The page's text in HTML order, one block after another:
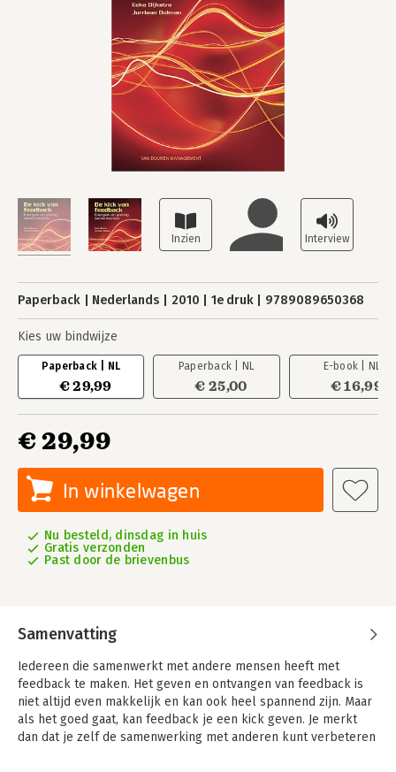
Paperback Nederlands 2010 1e druk 9789089650368
Kies uw bindwijze
Paperback | NL
€ 29,99
Paperback | NL
€ 25,00
E-book | NL
€ 16,99
€ 29,99
In winkelwagen
Nu besteld, dinsdag in huis
Gratis verzonden
Past door de brievenbus
Samenvatting
Iedereen die samenwerkt met andere mensen heeft met
feedback te maken. Het geven en ontvangen van feedback is
niet altijd even makkelijk en kan ook heel spannend zijn. Maar
als het goed gaat, kan feedback je een kick geven. Je merkt
dan dat je zelf de samenwerking met anderen kunt verbeteren